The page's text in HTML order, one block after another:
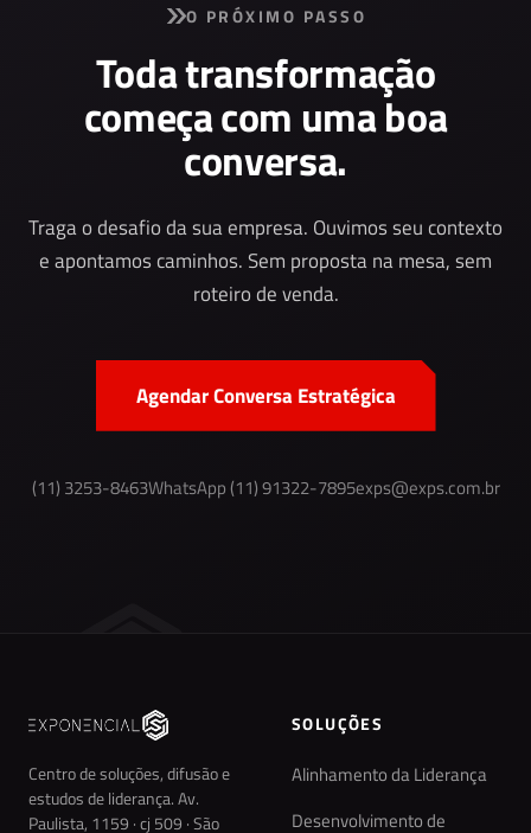
O PRÓXIMO PASSO
Toda transformação
começa com uma boa
conversa.
Traga o desafio da sua empresa. Ouvimos seu contexto
e apontamos caminhos. Sem proposta na mesa, sem
roteiro de venda.
Agendar Conversa Estratégica
(11) 3253-8463WhatsApp (11) 91322-7895exps@exps.com.br
Centro de soluções, difusão e
estudos de liderança. Av.
Paulista, 1159 · cj 509 · São
SOLUÇÕES
Alinhamento da Liderança
Desenvolvimento de